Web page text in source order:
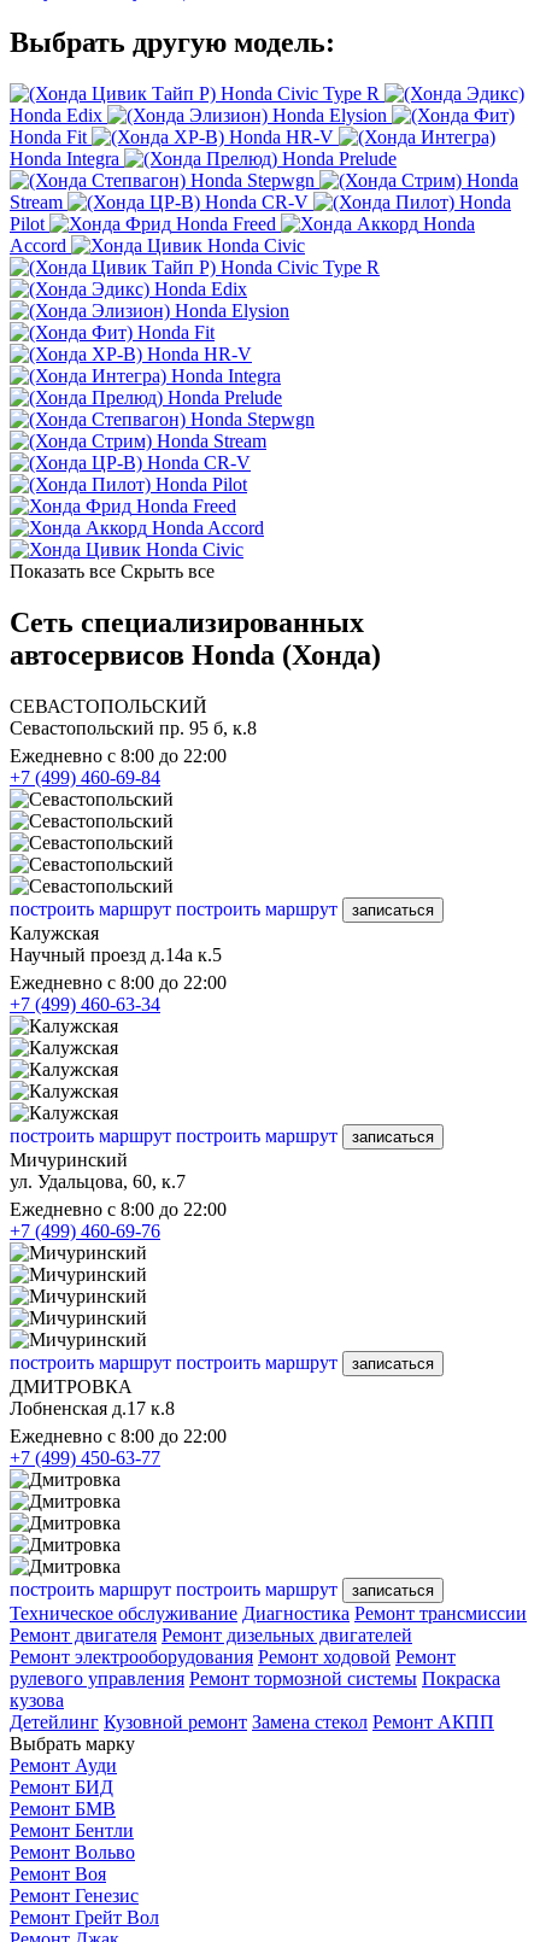
Выбрать другую модель:
Honda Civic Type R
Honda Edix
Honda Elysion
Honda Fit
Honda HR-V
Honda Integra
Honda Prelude
Honda Stepwgn
Honda
Stream
Honda CR-V
Honda
Pilot
Honda Freed
Honda
Accord
Honda Civic
Honda Civic Type R
Honda Edix
Honda Elysion
Honda Fit
Honda HR-V
Honda Integra
Honda Prelude
Honda Stepwgn
Honda Stream
Honda CR-V
Honda Pilot
Honda Freed
Honda Accord
Honda Civic
Показать все Скрыть все
Сеть специализированных
автосервисов Honda (Хонда)
СЕВАСТОПОЛЬСКИЙ
Севастопольский пр. 95 б, к.8
Ежедневно с 8:00 до 22:00
+7 (499) 460-69-84
построить маршрут построить маршрут записаться
Калужская
Научный проезд д.14а к.5
Ежедневно с 8:00 до 22:00
+7 (499) 460-63-34
построить маршрут построить маршрут записаться
Мичуринский
ул. Удальцова, 60, к.7
Ежедневно с 8:00 до 22:00
+7 (499) 460-69-76
построить маршрут построить маршрут записаться
ДМИТРОВКА
Лобненская д.17 к.8
Ежедневно с 8:00 до 22:00
+7 (499) 450-63-77
построить маршрут построить маршрут записаться
Техническое обслуживание Диагностика Ремонт трансмиссии
Ремонт двигателя Ремонт дизельных двигателей
Ремонт электрооборудования Ремонт ходовой Ремонт
рулевого управления Ремонт тормозной системы Покраска
кузова
Детейлинг Кузовной ремонт Замена стекол Ремонт АКПП
Выбрать марку
Ремонт Ауди
Ремонт БИД
Ремонт БМВ
Ремонт Бентли
Ремонт Вольво
Ремонт Воя
Ремонт Генезис
Ремонт Грейт Вол